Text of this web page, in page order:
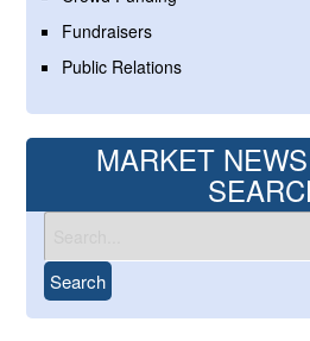
Fundraisers
Public Relations
MARKET